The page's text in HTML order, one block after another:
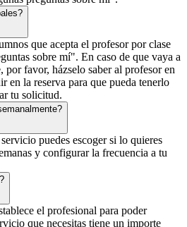
que acepta el profesor por clase
sobre mí". En caso de que vaya a
por favor, házselo saber al profesor en
en la reserva para que pueda tenerlo
tu solicitud.
puedes escoger si lo quieres
y configurar la frecuencia a tu
el profesional para poder
que necesitas tiene un importe